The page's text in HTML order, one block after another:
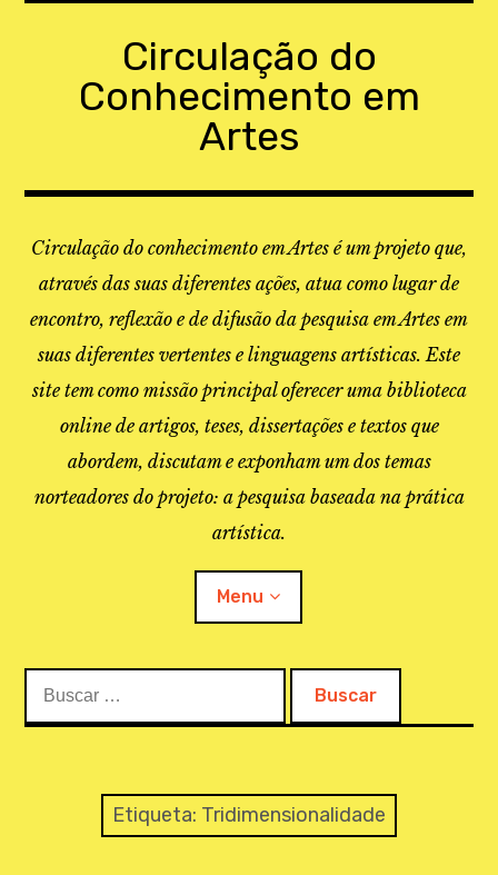
Circulação do
Conhecimento em
Artes
Circulação do conhecimento em Artes é um projeto que,
através das suas diferentes ações, atua como lugar de
encontro, reflexão e de difusão da pesquisa em Artes em
suas diferentes vertentes e linguagens artísticas. Este
site tem como missão principal oferecer uma biblioteca
online de artigos, teses, dissertações e textos que
abordem, discutam e exponham um dos temas
norteadores do projeto: a pesquisa baseada na prática
artística.
Menu
O PROJETO
Etiqueta: Tridimensionalidade